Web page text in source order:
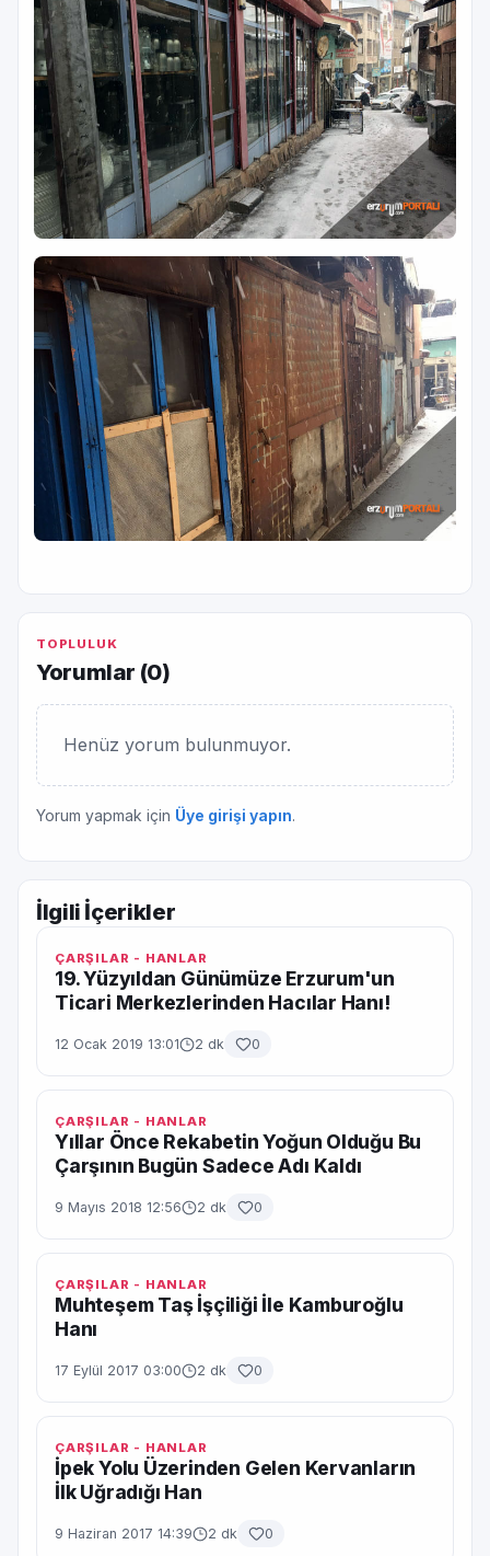
TOPLULUK
Yorumlar (0)
Henüz yorum bulunmuyor.
Yorum yapmak için Üye girişi yapın.
İlgili İçerikler
ÇARŞILAR - HANLAR
19. Yüzyıldan Günümüze Erzurum'un
Ticari Merkezlerinden Hacılar Hanı!
12 Ocak 2019 13:01 2 dk 0
ÇARŞILAR - HANLAR
Yıllar Önce Rekabetin Yoğun Olduğu Bu
Çarşının Bugün Sadece Adı Kaldı
9 Mayıs 2018 12:56 2 dk 0
ÇARŞILAR - HANLAR
Muhteşem Taş İşçiliği İle Kamburoğlu
Hanı
17 Eylül 2017 03:00 2 dk 0
ÇARŞILAR - HANLAR
İpek Yolu Üzerinden Gelen Kervanların
İlk Uğradığı Han
9 Haziran 2017 14:39 2 dk 0